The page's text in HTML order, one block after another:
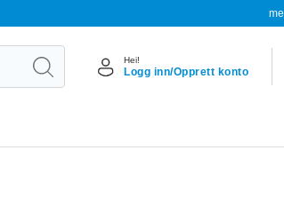
Hei!
Logg inn/Opprett konto